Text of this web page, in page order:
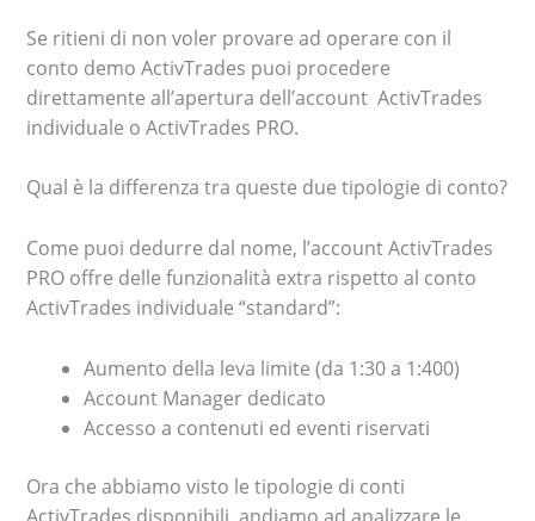
Se ritieni di non voler provare ad operare con il
conto demo ActivTrades puoi procedere
direttamente all’apertura dell’account ActivTrades
individuale o ActivTrades PRO.
Qual è la differenza tra queste due tipologie di conto?
Come puoi dedurre dal nome, l’account ActivTrades
PRO offre delle funzionalità extra rispetto al conto
ActivTrades individuale “standard”:
Aumento della leva limite (da 1:30 a 1:400)
Account Manager dedicato
Accesso a contenuti ed eventi riservati
Ora che abbiamo visto le tipologie di conti
ActivTrades disponibili, andiamo ad analizzare le